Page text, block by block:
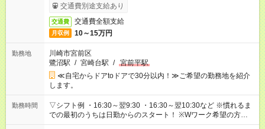
交通費別途支給あり
交通費 交通費全額支給
月収例 10～15万円
勤務地
川崎市宮前区
鷺沼駅 / 宮崎台駅 / 宮前平駅
≪自宅からドアtoドアで30分以内！≫ご希望の勤務地を紹介
します。
勤務時間
▽シフト例 ・16:30～翌9:30 ・16:30～翌10:30など ※慣れるま
での最初のうちは日勤からのスタート！ ※Wワーク希望の方へ
今ご覧のお仕事で希望する勤務時間と、もう1つのお仕事の勤務